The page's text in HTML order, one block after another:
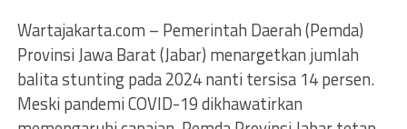
Wartajakarta.com – Pemerintah Daerah (Pemda)
Provinsi Jawa Barat (Jabar) menargetkan jumlah
balita stunting pada 2024 nanti tersisa 14 persen.
Meski pandemi COVID-19 dikhawatirkan